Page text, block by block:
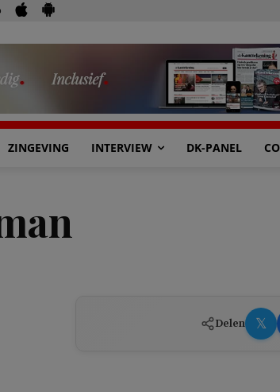
ZINGEVING INTERVIEW DK-PANEL
Delen 𝕏